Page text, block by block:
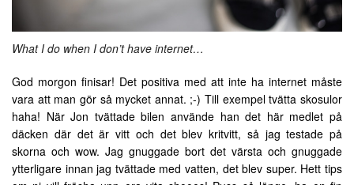
What I do when I don’t have internet…
God morgon finisar! Det positiva med att inte ha internet måste
vara att man gör så mycket annat. ;-) Till exempel tvätta skosulor
haha! När Jon tvättade bilen använde han det här medlet på
däcken där det är vitt och det blev kritvitt, så jag testade på
skorna och wow. Jag gnuggade bort det värsta och gnuggade
ytterligare innan jag tvättade med vatten, det blev super. Hett tips